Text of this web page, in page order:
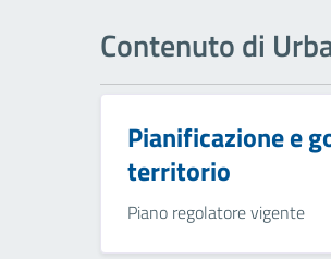
Contenuto di
Pianificazione e
territorio
Piano regolatore vigente